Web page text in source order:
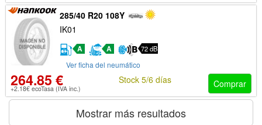
285/40 R20 108Y
IK01
A A 72 dB
Ver ficha del neumático
264.85 €
+2.18€ ecoTasa (IVA inc.) Comprar
Stock 5/6 días
Mostrar más resultados